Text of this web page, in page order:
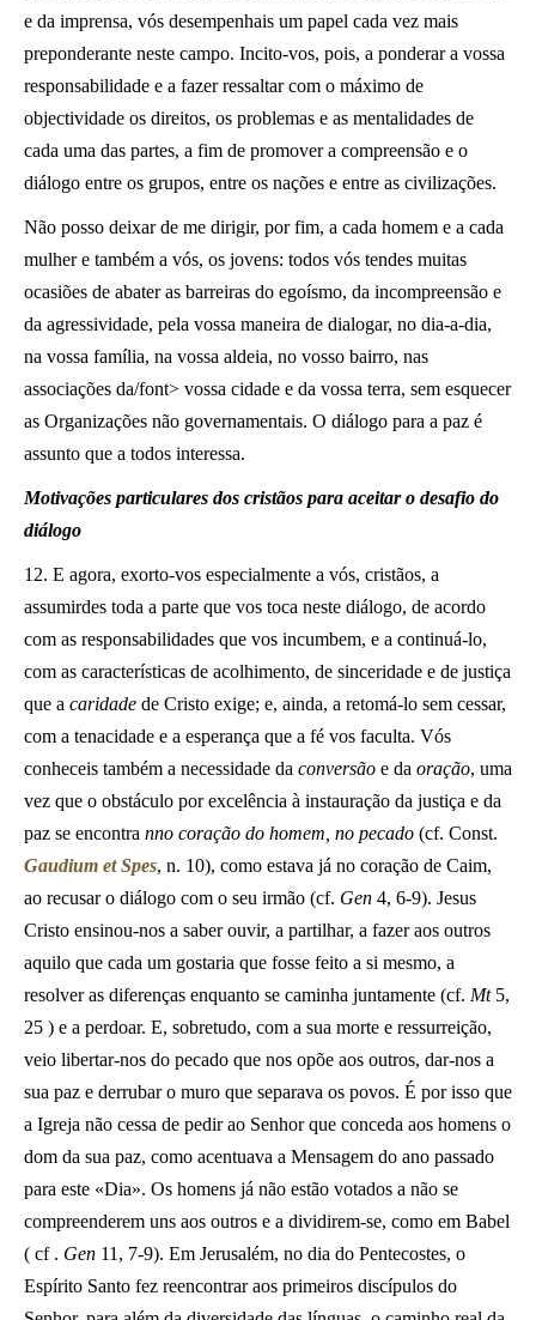
e da imprensa, vós desempenhais um papel cada vez mais
preponderante neste campo. Incito-vos, pois, a ponderar a vossa
responsabilidade e a fazer ressaltar com o máximo de
objectividade os direitos, os problemas e as mentalidades de
cada uma das partes, a fim de promover a compreensão e o
diálogo entre os grupos, entre os nações e entre as civilizações.
Não posso deixar de me dirigir, por fim, a cada homem e a cada
mulher e também a vós, os jovens: todos vós tendes muitas
ocasiões de abater as barreiras do egoísmo, da incompreensão e
da agressividade, pela vossa maneira de dialogar, no dia-a-dia,
na vossa família, na vossa aldeia, no vosso bairro, nas
associações da/font> vossa cidade e da vossa terra, sem esquecer
as Organizações não governamentais. O diálogo para a paz é
assunto que a todos interessa.
Motivações particulares dos cristãos para aceitar o desafio do
diálogo
12. E agora, exorto-vos especialmente a vós, cristãos, a
assumirdes toda a parte que vos toca neste diálogo, de acordo
com as responsabilidades que vos incumbem, e a continuá-lo,
com as características de acolhimento, de sinceridade e de justiça
que a caridade de Cristo exige; e, ainda, a retomá-lo sem cessar,
com a tenacidade e a esperança que a fé vos faculta. Vós
conheceis também a necessidade da conversão e da oração, uma
vez que o obstáculo por excelência à instauração da justiça e da
paz se encontra nno coração do homem, no pecado (cf. Const.
Gaudium et Spes, n. 10), como estava já no coração de Caim,
ao recusar o diálogo com o seu irmão (cf. Gen 4, 6-9). Jesus
Cristo ensinou-nos a saber ouvir, a partilhar, a fazer aos outros
aquilo que cada um gostaria que fosse feito a si mesmo, a
resolver as diferenças enquanto se caminha juntamente (cf. Mt5,
25 ) e a perdoar. E, sobretudo, com a sua morte e ressurreição,
veio libertar-nos do pecado que nos opõe aos outros, dar-nos a
sua paz e derrubar o muro que separava os povos. É por isso que
a Igreja não cessa de pedir ao Senhor que conceda aos homens o
dom da sua paz, como acentuava a Mensagem do ano passado
para este «Dia». Os homens já não estão votados a não se
compreenderem uns aos outros e a dividirem-se, como em Babel
( cf . Gen 11, 7-9). Em Jerusalém, no dia do Pentecostes, o
Espírito Santo fez reencontrar aos primeiros discípulos do